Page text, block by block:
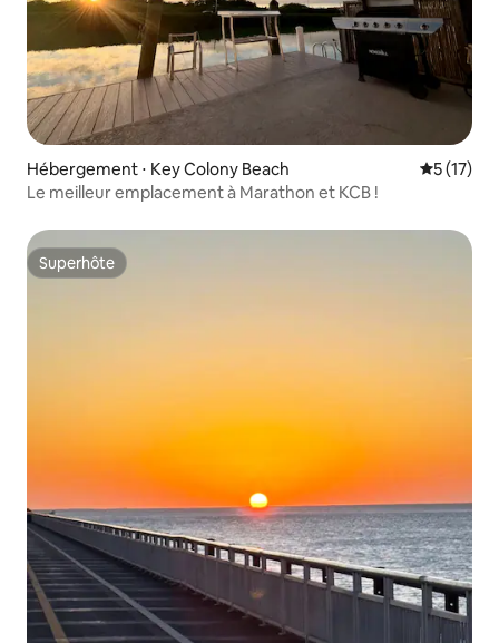
Hébergement ⋅ Key Colony Beach
5 (17)
Le meilleur emplacement à Marathon et KCB !
Superhôte
Superhôte